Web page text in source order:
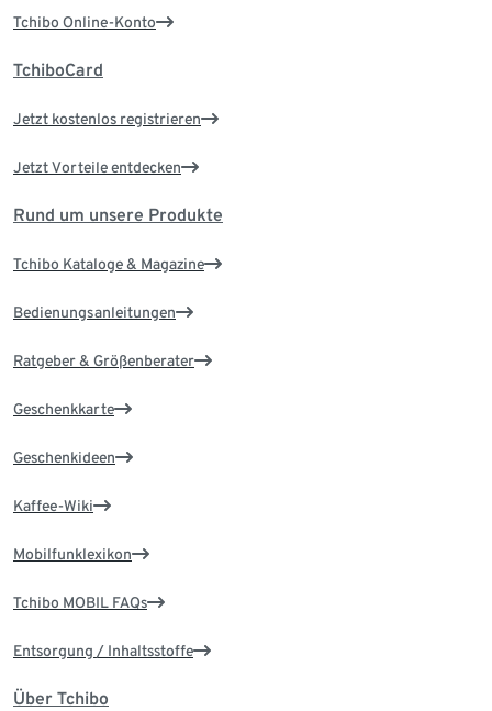
Tchibo Online-Konto
TchiboCard
Jetzt kostenlos registrieren
Jetzt Vorteile entdecken
Rund um unsere Produkte
Tchibo Kataloge & Magazine
Bedienungsanleitungen
Ratgeber & Größenberater
Geschenkkarte
Geschenkideen
Kaffee-Wiki
Mobilfunklexikon
Tchibo MOBIL FAQs
Entsorgung / Inhaltsstoffe
Über Tchibo